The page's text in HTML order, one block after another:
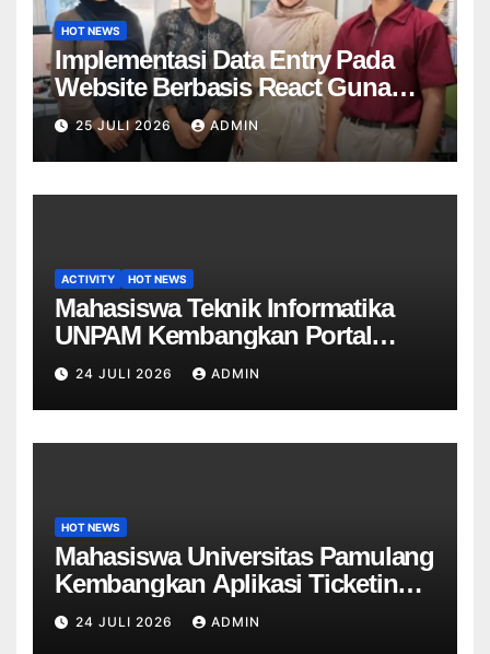
HOT NEWS
Implementasi Data Entry Pada
Website Berbasis React Guna
Meningkatkan Kualitas Data Unit
Di PT Mitra Dekostel Utama
25 JULI 2026 ADMIN
ACTIVITY HOT NEWS
Mahasiswa Teknik Informatika
UNPAM Kembangkan Portal
Informasi Sekolah Berbasis Web
untuk SDN Curug 4
24 JULI 2026 ADMIN
HOT NEWS
Mahasiswa Universitas Pamulang
Kembangkan Aplikasi Ticketing
Helpdesk untuk Divisi Sapras
Universitas Tangerang raya
24 JULI 2026 ADMIN